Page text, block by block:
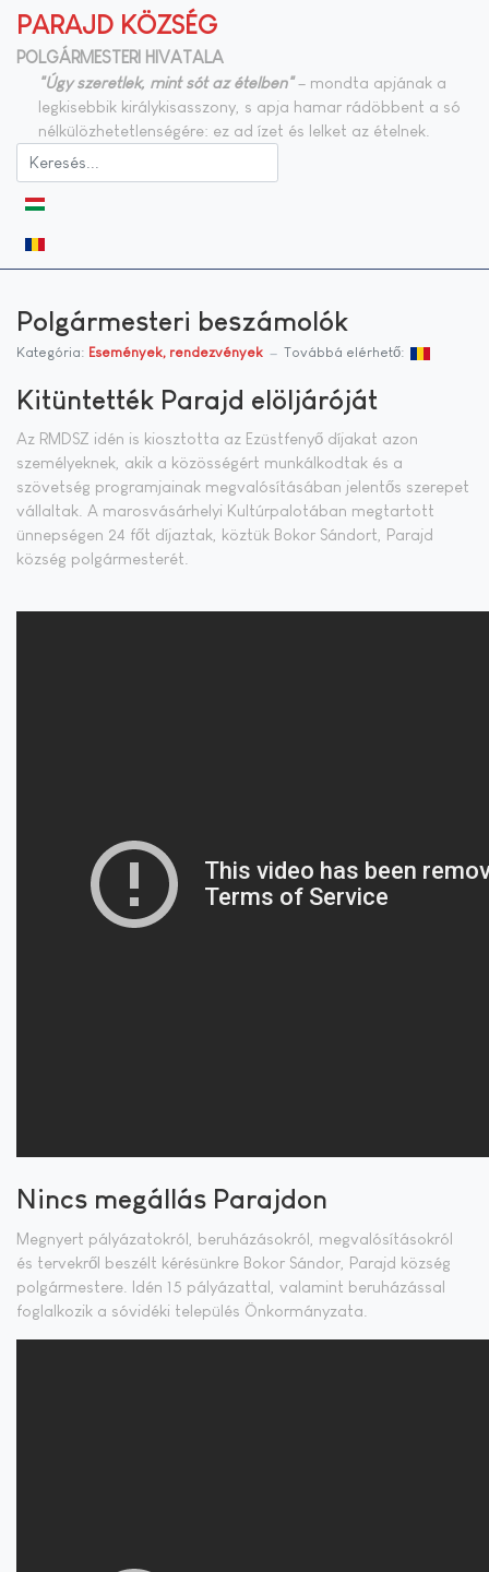
PARAJD KÖZSÉG
POLGÁRMESTERI HIVATALA
"Úgy szeretlek, mint sót az ételben"– mondta apjának a
legkisebbik királykisasszony, s apja hamar rádöbbent a só
nélkülözhetetlenségére: ez ad ízet és lelket az ételnek.
Polgármesteri beszámolók
Kategória: Események, rendezvények Továbbá elérhető:
Kitüntették Parajd elöljáróját
Az RMDSZ idén is kiosztotta az Ezüstfenyő díjakat azon
személyeknek, akik a közösségért munkálkodtak és a
szövetség programjainak megvalósításában jelentős szerepet
vállaltak. A marosvásárhelyi Kultúrpalotában megtartott
ünnepségen 24 főt díjaztak, köztük Bokor Sándort, Parajd
község polgármesterét.
Nincs megállás Parajdon
Megnyert pályázatokról, beruházásokról, megvalósításokról
és tervekről beszélt kérésünkre Bokor Sándor, Parajd község
polgármestere. Idén 15 pályázattal, valamint beruházással
foglalkozik a sóvidéki település Önkormányzata.